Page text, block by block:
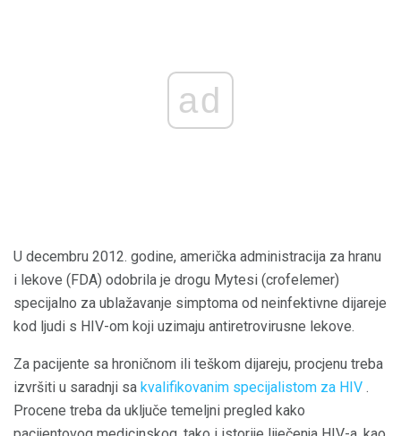
ad
U decembru 2012. godine, američka administracija za hranu
i lekove (FDA) odobrila je drogu Mytesi (crofelemer)
specijalno za ublažavanje simptoma od neinfektivne dijareje
kod ljudi s HIV-om koji uzimaju antiretrovirusne lekove.
Za pacijente sa hroničnom ili teškom dijareju, procjenu treba
izvršiti u saradnji sa kvalifikovanim specijalistom za HIV .
Procene treba da uključe temeljni pregled kako